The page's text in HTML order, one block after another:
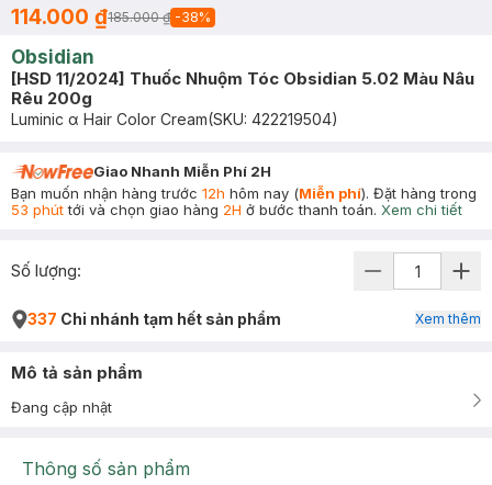
114.000 ₫185.000 ₫ -38%
Obsidian
[HSD 11/2024] Thuốc Nhuộm Tóc Obsidian 5.02 Màu Nâu
Rêu 200g
Luminic α Hair Color Cream(SKU: 422219504)
Giao Nhanh Miễn Phí 2H
Bạn muốn nhận hàng trước 12h hôm nay (Miễn phí). Đặt hàng trong
53 phúttới và chọn giao hàng 2H ở bước thanh toán. Xem chi tiết
Số lượng:
337 Chi nhánh tạm hết sản phẩm Xem thêm
Mô tả sản phẩm
Đang cập nhật
Thông số sản phẩm